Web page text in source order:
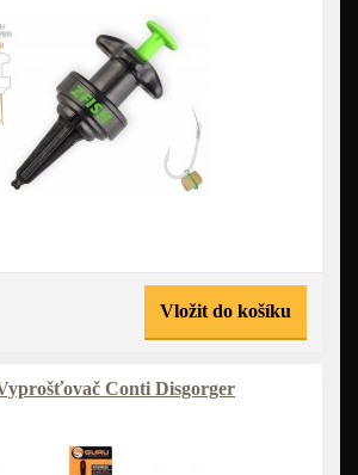
Vložit do košíku
Conti Disgorger